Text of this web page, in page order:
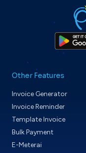
Other Features
Invoice Generator
Invoice Reminder
Template Invoice
Bulk Payment
E-Meterai